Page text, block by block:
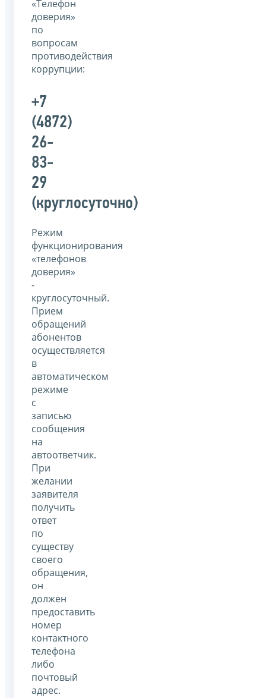
«Телефон
доверия»
по
вопросам
противодействия
коррупции:
+7
(4872)
26-
83-
29
(круглосуточно)
Режим
функционирования
«телефонов
доверия»
-
круглосуточный.
Прием
обращений
абонентов
осуществляется
в
автоматическом
режиме
с
записью
сообщения
на
автоответчик.
При
желании
заявителя
получить
ответ
по
существу
своего
обращения,
он
должен
предоставить
номер
контактного
телефона
либо
почтовый
адрес.